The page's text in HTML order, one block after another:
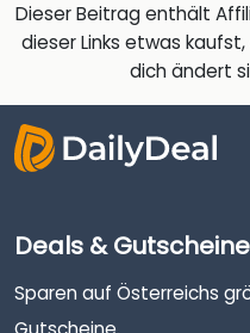
Dieser Beitrag enthält
dieser Links etwas
dich ändert
Deals & Gutscheine
Sparen auf Österreichs